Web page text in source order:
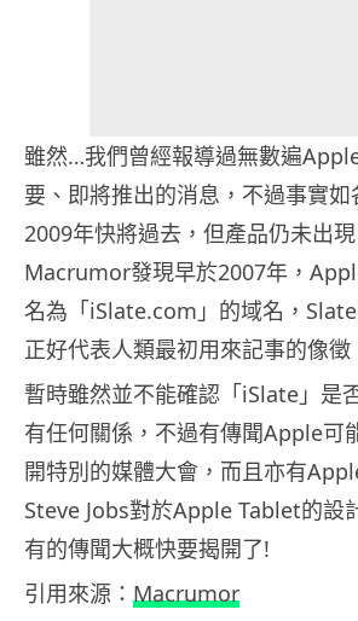
雖然…我們曾經報導過無數遍
要、即將推出的消息，不過事實如
2009年快將過去，但產品仍未出
Macrumor發現早於2007年，
名為「iSlate.com」的域名，Slate
正好代表人類最初用來記事的像徵
暫時雖然並不能確認「iSlate」是
有任何關係，不過有傳聞Apple可
開特別的媒體大會，而且亦有
Steve Jobs對於Apple Tablet的設
有的傳聞大概快要揭開了!
引用來源： Macrumor